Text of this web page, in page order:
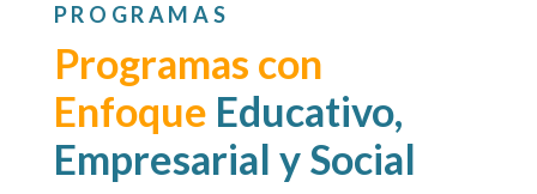
PROGRAMAS
Programas con
Enfoque Educativo,
Empresarial y Social